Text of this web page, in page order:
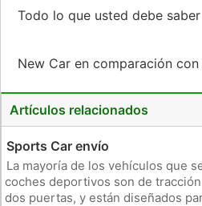
Todo lo que usted debe
New Car en comparación
Artículos relacionados
Sports Car envío
La mayoría de los vehículos que
coches deportivos son de
dos puertas, y están diseñados